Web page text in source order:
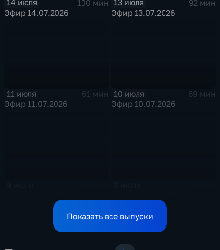
14 июля
100 мин
Эфир 14.07.2026
13 июля
92 мин
Эфир 13.07.2026
11 июля
61 мин
Эфир 11.07.2026
10 июля
69 мин
Эфир 10.07.2026
Показать все выпуски